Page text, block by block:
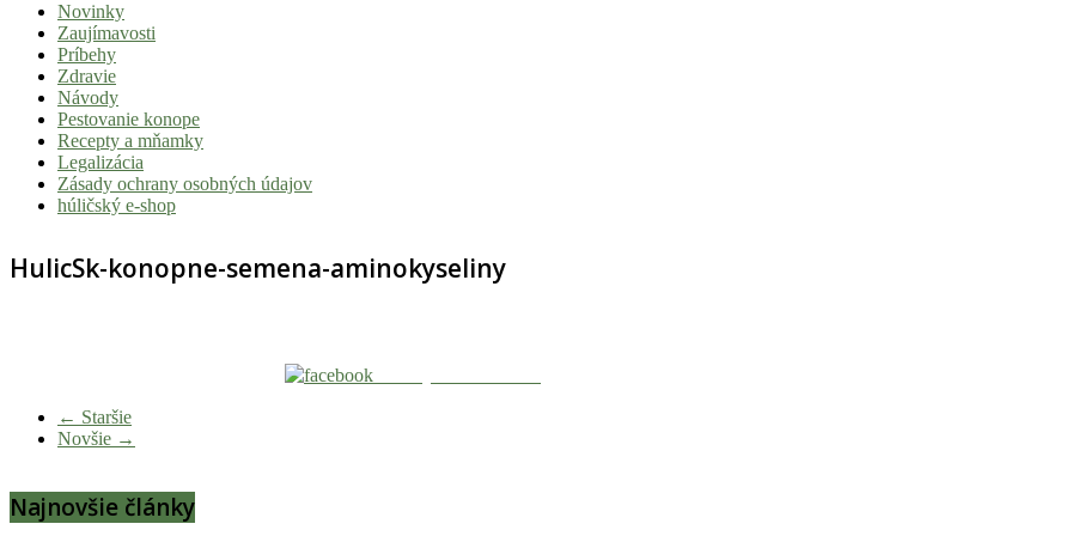
Tvoj
sprievodca
svetom
pohody
stoner
relatívny.
prináša
Novinky
Zaujímavosti
Príbehy
Zdravie
Návody
Pestovanie konope
Recepty a mňamky
Legalizácia
Zásady ochrany osobných údajov
húličský e-shop
HulicSk-konopne-semena-aminokyseliny
← Staršie
Novšie →
Najnovšie články